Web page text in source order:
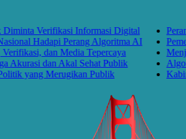
Verifikasi Informasi Digital
Hadapi Perang Algoritma AI
dan Media Tepercaya
dan Akal Sehat Publik
Merugikan Publik
Perang
Algoritma
Kabinet